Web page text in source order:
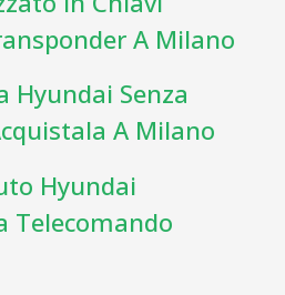
A Milano
Hyundai Senza
A Milano
Hyundai
Telecomando